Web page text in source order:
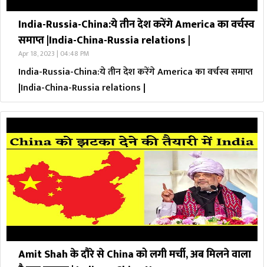
India-Russia-China:ये तीन देश करेंगे America का वर्चस्व
समाप्त |India-China-Russia relations |
Apr 18, 2023 | 04:48 PM
India-Russia-China:ये तीन देश करेंगे America का वर्चस्व समाप्त
|India-China-Russia relations |
Amit Shah के दौरे से China को लगी मर्ची, अब मिलने वाला